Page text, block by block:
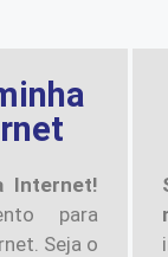
Internet!
para
Seja o